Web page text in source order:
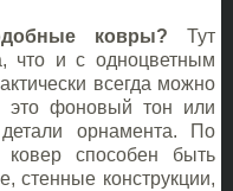
ковры? Тут
что и с одноцветным
всегда можно
это фоновый тон или
орнамента. По
ковер способен быть
стенные конструкции,